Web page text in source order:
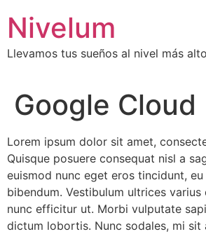
contenido
Nivelum
Llevamos tus sueños al nivel más alto
Google Cloud
Lorem ipsum dolor sit amet,
Quisque posuere consequat nisl a
euismod nunc eget eros tincidunt,
bibendum. Vestibulum ultrices
nunc efficitur ut. Morbi vulputate
dictum lobortis. Nunc sodales, mi sit